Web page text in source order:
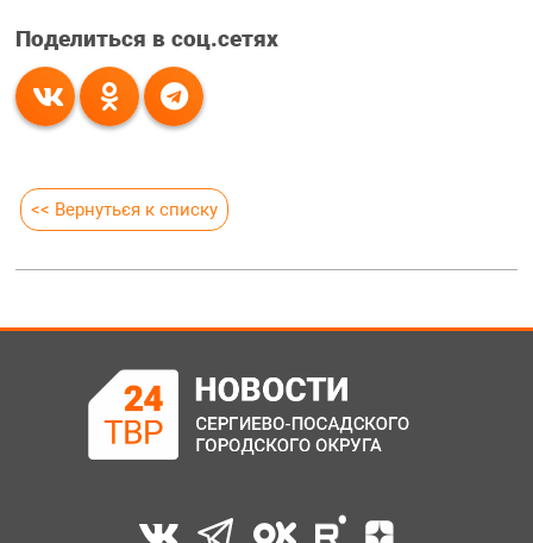
Поделиться в соц.сетях
<< Вернуться к списку